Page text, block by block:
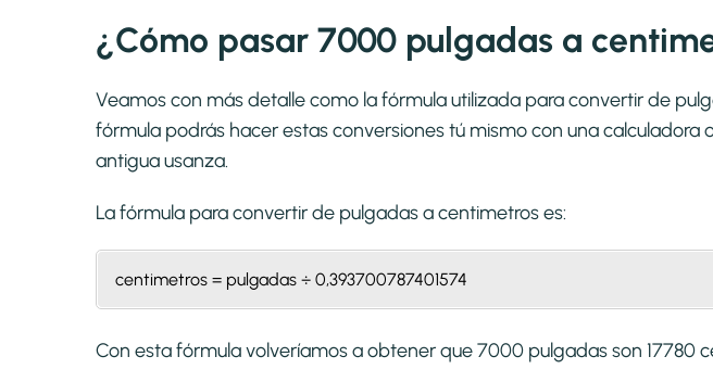
¿Cómo pasar 7000 pulgadas a
Veamos con más detalle como la fórmula utilizada para convertir de
fórmula podrás hacer estas conversiones tú mismo con una calculadora
antigua usanza.
La fórmula para convertir de pulgadas a centimetroses:
centimetros = pulgadas ÷ 0,393700787401574
Con esta fórmula volveríamos a obtener que 7000 pulgadas son 17780